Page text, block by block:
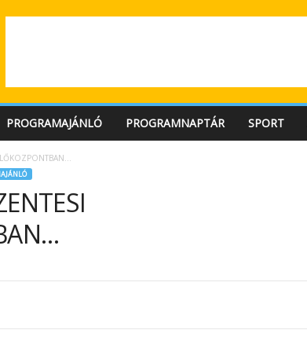
PROGRAMAJÁNLÓ PROGRAMNAPTÁR SPORT